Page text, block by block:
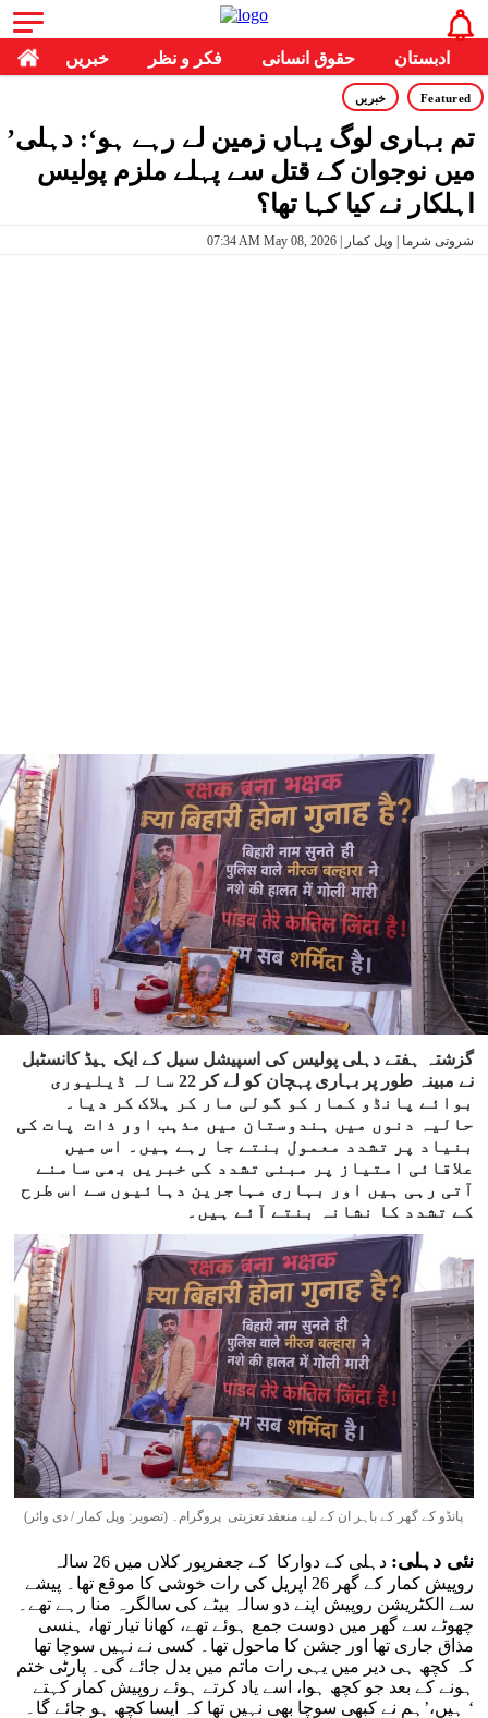
خبریں فکر و نظر حقوق انسانی ادبستان
Featured خبریں
’تم بہاری لوگ یہاں زمین لے رہے ہو‘: دہلی
میں نوجوان کے قتل سے پہلے ملزم پولیس
اہلکار نے کیا کہا تھا؟
07:34 AM May 08, 2026 | شروتی شرما | وپل کمار
گزشتہ ہفتے دہلی پولیس کی اسپیشل سیل کے ایک ہیڈ کانسٹبل
نے مبینہ طور پر بہاری پہچان کو لے کر 22 سالہ ڈیلیوری
بوائے پانڈو کمار کو گولی مار کر ہلاک کر دیا۔
حالیہ دنوں میں ہندوستان میں مذہب اور ذات پات کی
بنیاد پر تشدد معمول بنتے جا رہے ہیں۔ اس میں
علاقائی امتیاز پر مبنی تشدد کی خبریں بھی سامنے
آتی رہی ہیں اور بہاری مہاجرین دہائیوں سے اس طرح
کے تشدد کا نشانہ بنتے آئے ہیں۔
پانڈو کے گھر کے باہر ان کے لیے منعقد تعزیتی پروگرام۔ (تصویر: وپل کمار / دی وائر)
نئی دہلی:
دہلی کے دوارکا کے جعفرپور کلاں میں 26 سالہ
روپیش کمار کے گھر 26 اپریل کی رات خوشی کا موقع تھا۔ پیشے
سے الکٹریشن روپیش اپنے دو سالہ بیٹے کی سالگرہ منا رہے تھے۔
چھوٹے سے گھر میں دوست جمع ہوئے تھے، کھانا تیار تھا، ہنسی
مذاق جاری تھا اور جشن کا ماحول تھا۔ کسی نے نہیں سوچا تھا
کہ کچھ ہی دیر میں یہی رات ماتم میں بدل جائے گی۔ پارٹی ختم
ہونے کے بعد جو کچھ ہوا، اسے یاد کرتے ہوئے روپیش کمار کہتے
ہیں،’ہم نے کبھی سوچا بھی نہیں تھا کہ ایسا کچھ ہو جائے گا۔ ‘